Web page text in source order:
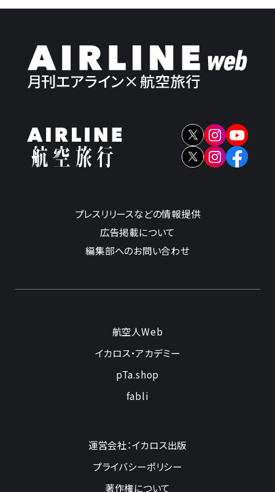
プレスリリースなどの情報提供
広告掲載について
編集部へのお問い合わせ
航空人Web
イカロス・アカデミー
pTa.shop
fabli
運営会社：イカロス出版
プライバシーポリシー
著作権について